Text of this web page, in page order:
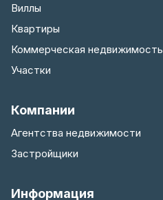
Виллы
Квартиры
Коммерческая недвижимость
Участки
Компании
Агентства недвижимости
Застройщики
Информация